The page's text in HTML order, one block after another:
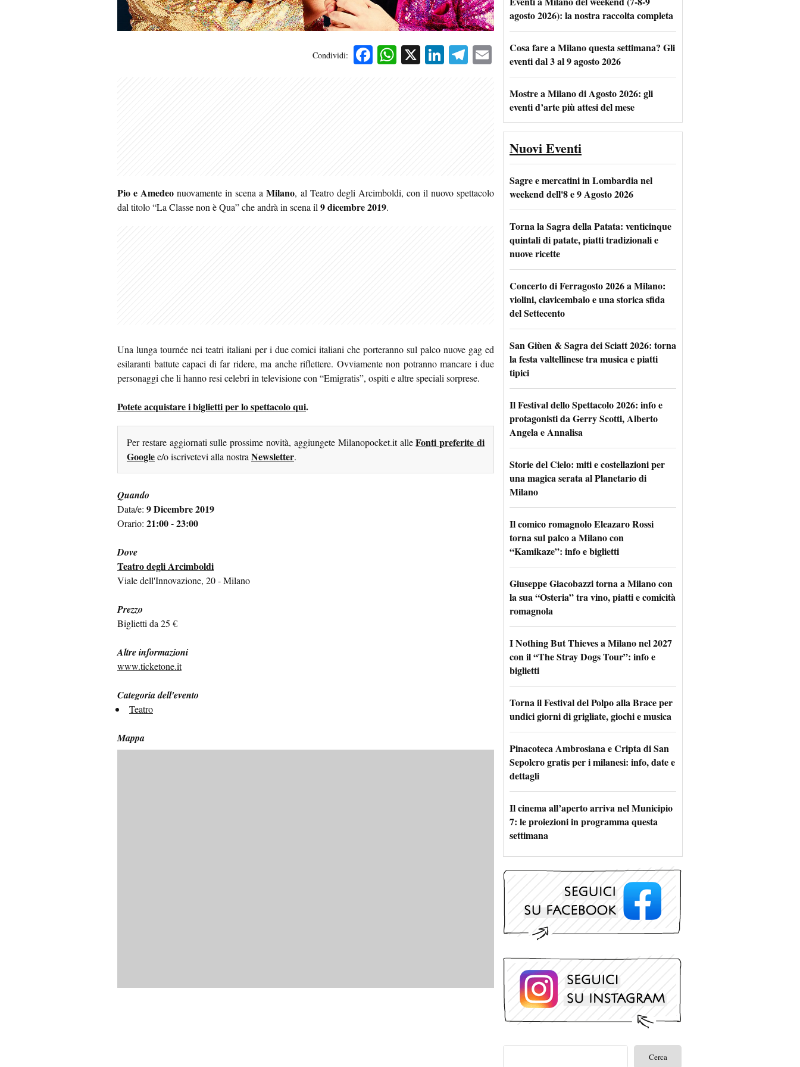
Condividi: Facebook
WhatsApp
X LinkedIn
Telegram
Email
Pio e Amedeo nuovamente in scena aMilano, al Teatro degli Arcimboldi, con il nuovo spettacolo
dal titolo “La Classe non è Qua” che andrà in scena il9 dicembre 2019.
Una lunga tournée nei teatri italiani per i due comici italiani che porteranno sul palco nuove gag ed
esilaranti battute capaci di far ridere, ma anche riflettere. Ovviamente non potranno mancare i due
personaggi che li hanno resi celebri in televisione con “Emigratis”, ospiti e altre speciali sorprese.
Potete acquistare i biglietti per lo spettacolo qui.
Per restare aggiornati sulle prossime novità, aggiungete Milanopocket.it alleFonti preferite di
Googlee/o iscrivetevi alla nostraNewsletter.
Quando
Data/e: 9 Dicembre 2019
Orario: 21:00 - 23:00
Dove
Teatro degli Arcimboldi
Viale dell'Innovazione, 20 - Milano
Prezzo
Biglietti da 25 €
Altre informazioni
www.ticketone.it
Categoria dell'evento
Teatro
Mappa
agosto 2026): la nostra raccolta completa
Cosa fare a Milano questa settimana? Gli
eventi dal 3 al 9 agosto 2026
Mostre a Milano di Agosto 2026: gli
eventi d’arte più attesi del mese
Nuovi Eventi
Sagre e mercatini in Lombardia nel
weekend dell'8 e 9 Agosto 2026
Torna la Sagra della Patata: venticinque
quintali di patate, piatti tradizionali e
nuove ricette
Concerto di Ferragosto 2026 a Milano:
violini, clavicembalo e una storica sfida
del Settecento
San Giùen & Sagra dei Sciatt 2026: torna
la festa valtellinese tra musica e piatti
tipici
Il Festival dello Spettacolo 2026: info e
protagonisti da Gerry Scotti, Alberto
Angela e Annalisa
Storie del Cielo: miti e costellazioni per
una magica serata al Planetario di
Milano
Il comico romagnolo Eleazaro Rossi
torna sul palco a Milano con
“Kamikaze”: info e biglietti
Giuseppe Giacobazzi torna a Milano con
la sua “Osteria” tra vino, piatti e comicità
romagnola
I Nothing But Thieves a Milano nel 2027
con il “The Stray Dogs Tour”: info e
biglietti
Torna il Festival del Polpo alla Brace per
undici giorni di grigliate, giochi e musica
Pinacoteca Ambrosiana e Cripta di San
Sepolcro gratis per i milanesi: info, date e
dettagli
Il cinema all’aperto arriva nel Municipio
7: le proiezioni in programma questa
settimana